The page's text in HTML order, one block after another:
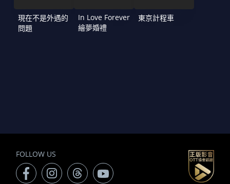
現在不是外遇的
問題
In Love Forever
繪夢婚禮
東京計程車
FOLLOW US